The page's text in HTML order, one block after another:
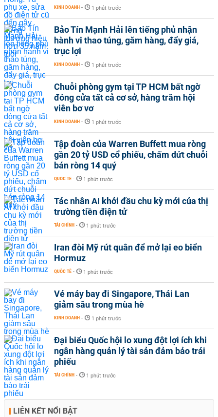
KINH DOANH - 1 phút trước
Bảo Tín Mạnh Hải lên tiếng phủ nhận
hành vi thao túng, găm hàng, đẩy giá,
trục lợi
KINH DOANH - 1 phút trước
Chuỗi phòng gym tại TP HCM bất ngờ
đóng cửa tất cả cơ sở, hàng trăm hội
viên bơ vơ
KINH DOANH - 1 phút trước
Tập đoàn của Warren Buffett mua ròng
gần 20 tỷ USD cổ phiếu, chấm dứt chuỗi
bán ròng 14 quý
QUỐC TẾ - 1 phút trước
Tác nhân AI khởi đầu chu kỳ mới của thị
trường tiền điện tử
TÀI CHÍNH - 1 phút trước
Iran đòi Mỹ rút quân để mở lại eo biển
Hormuz
QUỐC TẾ - 1 phút trước
Vé máy bay đi Singapore, Thái Lan
giảm sâu trong mùa hè
KINH DOANH - 1 phút trước
Đại biểu Quốc hội lo xung đột lợi ích khi
ngân hàng quản lý tài sản đảm bảo trái
phiếu
TÀI CHÍNH - 1 phút trước
LIÊN KẾT NỔI BẬT